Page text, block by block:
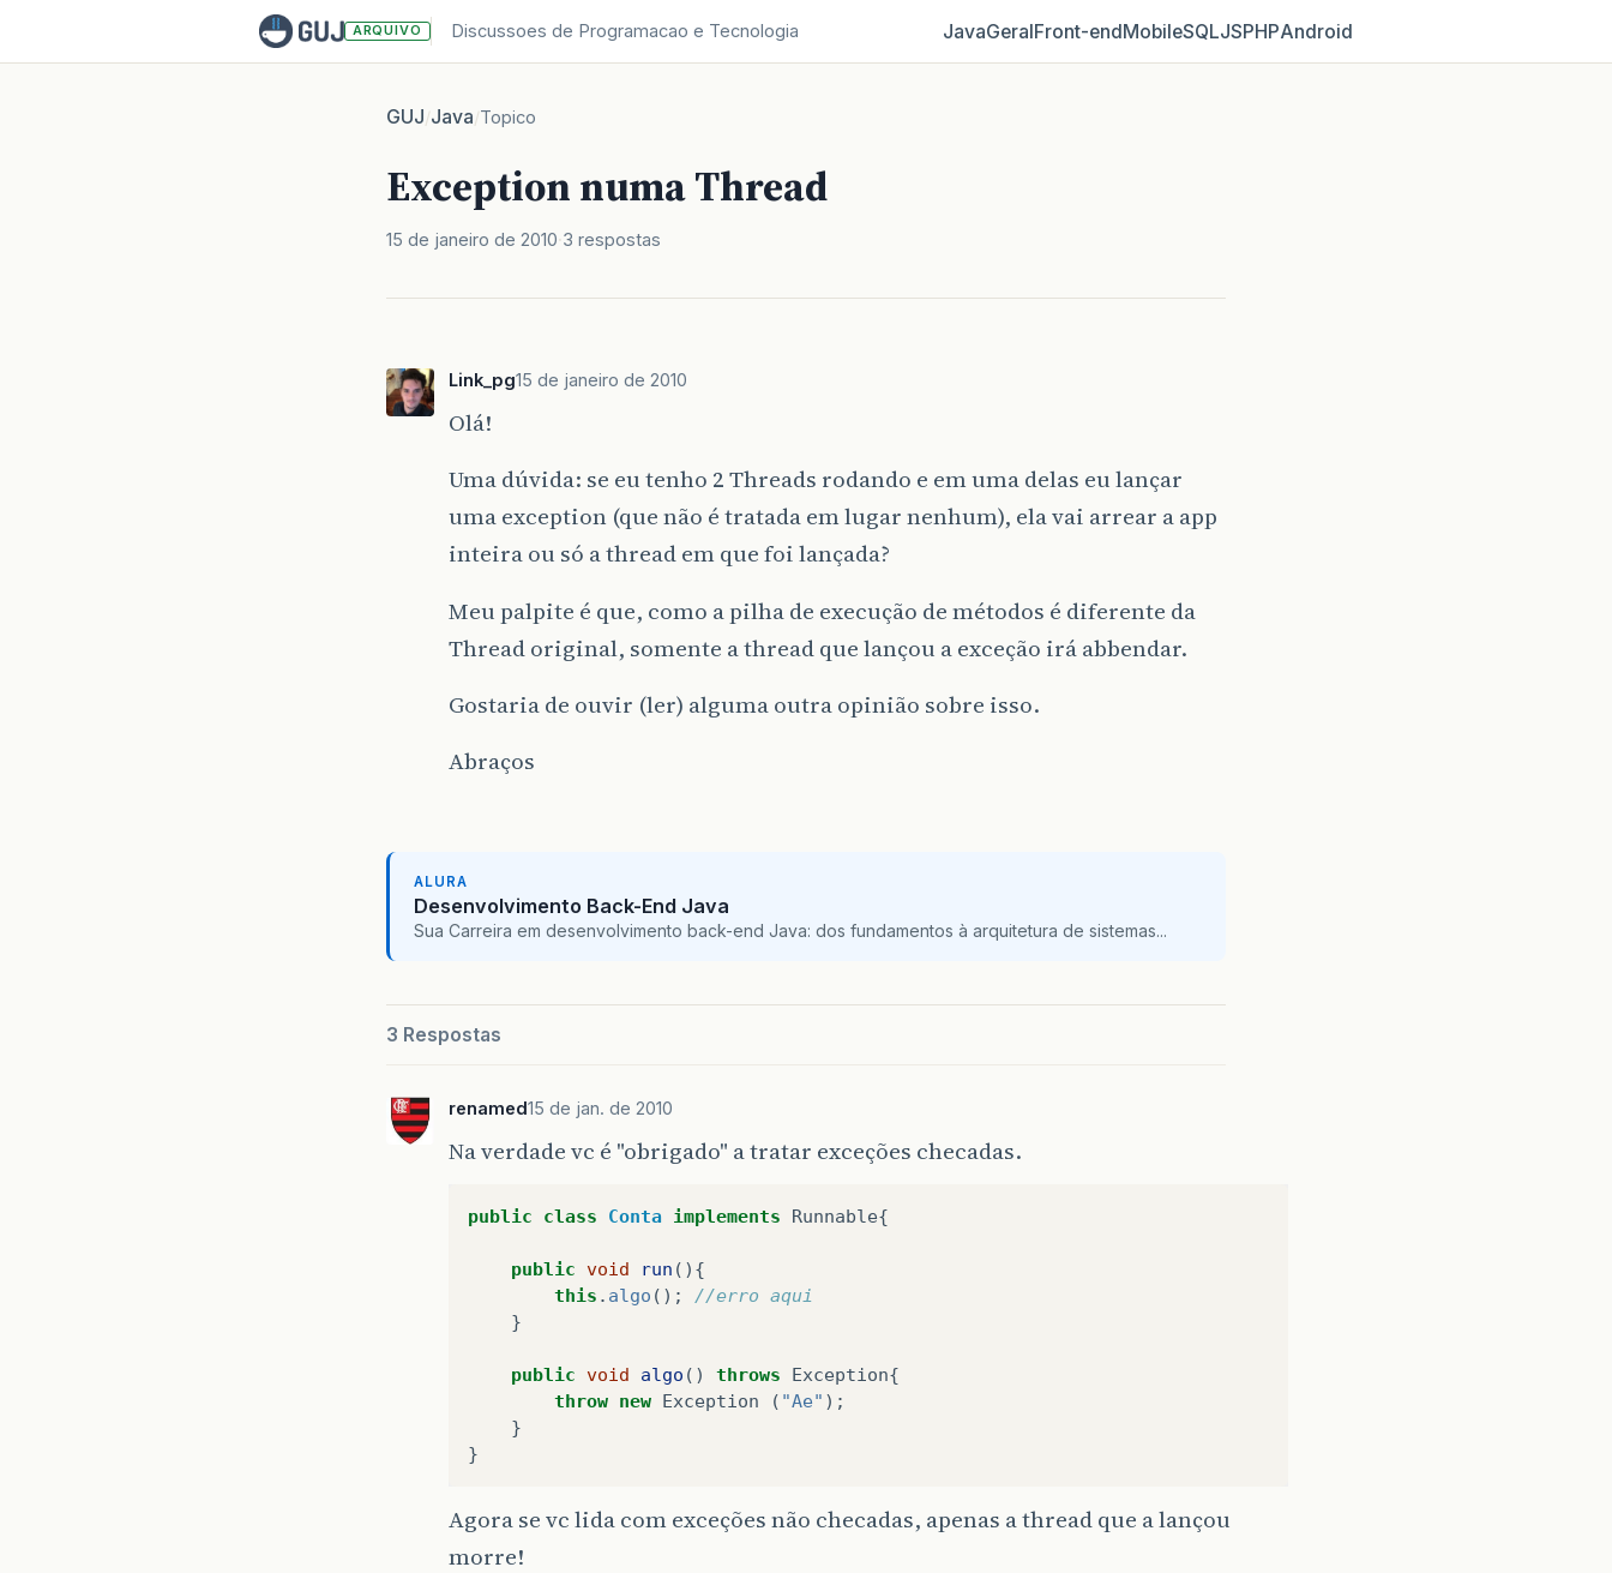
ARQUIVO Discussoes de Programacao e Tecnologia JavaGeralFront‑endMobileSQLJSPHPAndroid
GUJ/Java/Topico
Exception numa Thread
15 de janeiro de 2010 3 respostas
Link_pg15 de janeiro de 2010
Olá!
Uma dúvida: se eu tenho 2 Threads rodando e em uma delas eu lançar
uma exception (que não é tratada em lugar nenhum), ela vai arrear a app
inteira ou só a thread em que foi lançada?
Meu palpite é que, como a pilha de execução de métodos é diferente da
Thread original, somente a thread que lançou a exceção irá abbendar.
Gostaria de ouvir (ler) alguma outra opinião sobre isso.
Abraços
ALURA
Desenvolvimento Back-End Java
Sua Carreira em desenvolvimento back-end Java: dos fundamentos à arquitetura de sistemas...
3 Respostas
renamed15 de jan. de 2010
Na verdade vc é "obrigado" a tratar exceções checadas.
public class Conta implements Runnable{
public void run (){
this . algo ();
//erro aqui
}
public void algo () throws Exception{
throw new Exception ( "Ae" );
}
}
Agora se vc lida com exceções não checadas, apenas a thread que a lançou
morre!